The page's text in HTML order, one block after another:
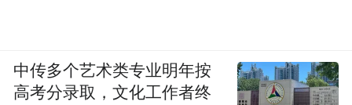
中传多个艺术类专业明年按
高考分录取，文化工作者终